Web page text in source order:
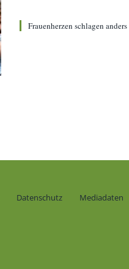
Frauenherzen schlagen anders
Datenschutz Mediadaten